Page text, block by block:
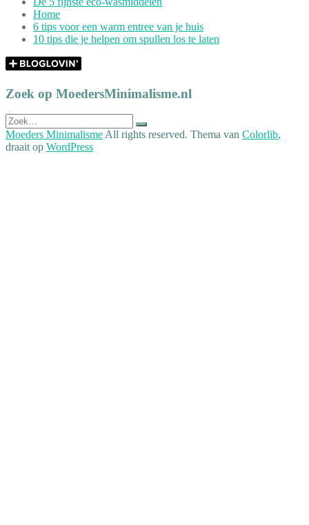
Home
6 tips voor een warm entree van je huis
10 tips die je helpen om spullen los te laten
Zoek op MoedersMinimalisme.nl
Zoek
naar:
Moeders MinimalismeAll rights reserved. Thema van Colorlib,
draait op WordPress